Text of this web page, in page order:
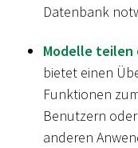
Datenbank
Modelle
bietet einen
Funktionen
Benutzern
anderen